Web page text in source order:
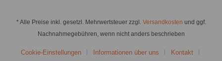
* Alle Preise inkl. gesetzl. Mehrwertsteuer zzgl. Versandkosten und ggf.
Nachnahmegebühren, wenn nicht anders beschrieben
Cookie-Einstellungen Informationen über uns Kontakt